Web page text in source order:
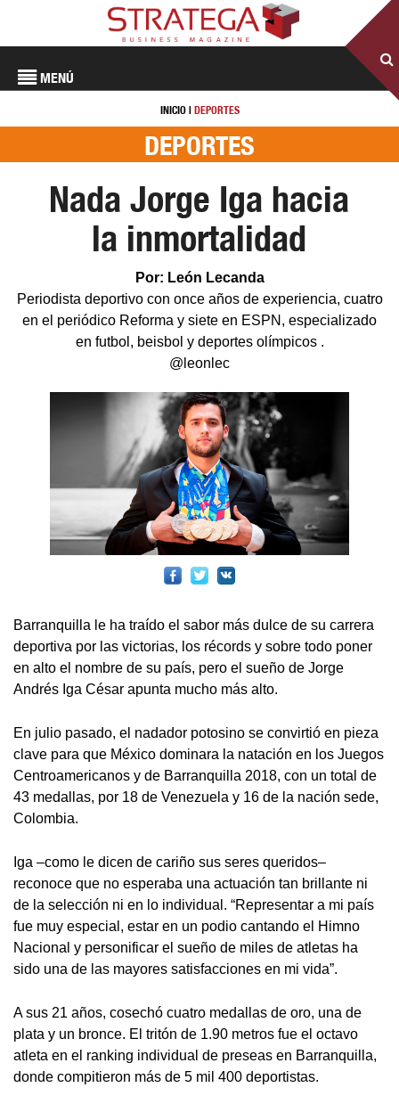
MENÚ
INICIO| DEPORTES
DEPORTES
Nada Jorge Iga hacia
la inmortalidad
Por: León Lecanda
Periodista deportivo con once años de experiencia, cuatro
en el periódico Reforma y siete en ESPN, especializado
en futbol, beisbol y deportes olímpicos .
@leonlec
Barranquilla le ha traído el sabor más dulce de su carrera
deportiva por las victorias, los récords y sobre todo poner
en alto el nombre de su país, pero el sueño de Jorge
Andrés Iga César apunta mucho más alto.
En julio pasado, el nadador potosino se convirtió en pieza
clave para que México dominara la natación en los Juegos
Centroamericanos y de Barranquilla 2018, con un total de
43 medallas, por 18 de Venezuela y 16 de la nación sede,
Colombia.
Iga –como le dicen de cariño sus seres queridos–
reconoce que no esperaba una actuación tan brillante ni
de la selección ni en lo individual. “Representar a mi país
fue muy especial, estar en un podio cantando el Himno
Nacional y personificar el sueño de miles de atletas ha
sido una de las mayores satisfacciones en mi vida”.
A sus 21 años, cosechó cuatro medallas de oro, una de
plata y un bronce. El tritón de 1.90 metros fue el octavo
atleta en el ranking individual de preseas en Barranquilla,
donde compitieron más de 5 mil 400 deportistas.